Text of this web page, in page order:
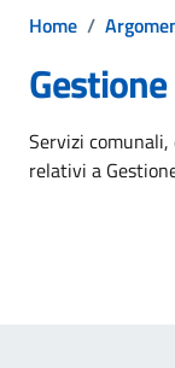
Home /
Dettagli
Servizi
relativi a